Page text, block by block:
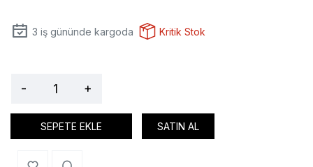
3 iş gününde kargoda Kritik Stok
- +
SEPETE EKLE SATIN AL